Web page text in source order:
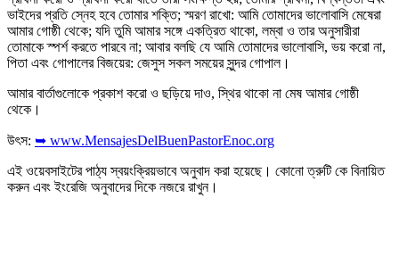
ভাইদের প্রতি স্নেহ হবে তোমার শক্তি; স্মরণ রাখো: আমি তোমাদের ভালোবাসি মেষেরা
আমার গোষ্ঠী থেকে; যদি তুমি আমার সঙ্গে একত্রিত থাকো, লম্বা ও তার অনুসারীরা
তোমাকে স্পর্শ করতে পারবে না; আবার বলছি যে আমি তোমাদের ভালোবাসি, ভয় করো না,
পিতা এবং গোপালের বিজয়ের: জেসুস সকল সময়ের সুন্দর গোপাল।
আমার বার্তাগুলোকে প্রকাশ করো ও ছড়িয়ে দাও, স্থির থাকো না মেষ আমার গোষ্ঠী
থেকে।
উৎস: ➥ www.MensajesDelBuenPastorEnoc.org
এই ওয়েবসাইটের পাঠ্য স্বয়ংক্রিয়ভাবে অনুবাদ করা হয়েছে। কোনো ত্রুটি কে বিনায়িত
করুন এবং ইংরেজি অনুবাদের দিকে নজরে রাখুন।